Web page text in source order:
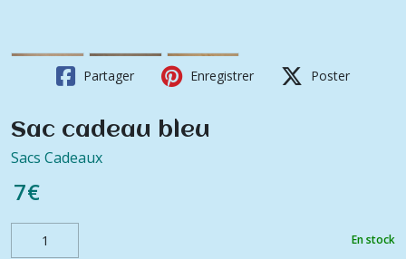
Partager Enregistrer Poster
Sac cadeau bleu
Sacs Cadeaux
7€
En stock